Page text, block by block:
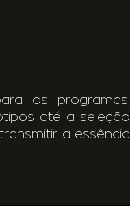
os programas,
até a seleção
a essência